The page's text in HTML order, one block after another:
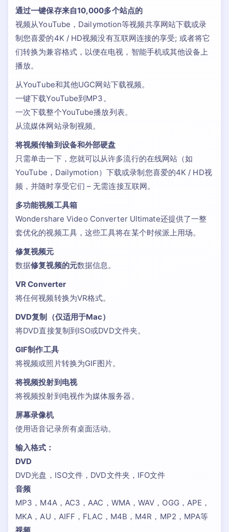
通过一键保存来自10,000多个站点的
视频从YouTube，Dailymotion等视频共享网站下载或录
制您喜爱的4K / HD视频没有互联网连接的享受; 或者将它
们转换为兼容格式，以便在电视，智能手机或其他设备上
播放。
从YouTube和其他UGC网站下载视频。
一键下载YouTube到MP3。
一次下载整个YouTube播放列表。
从流媒体网站录制视频。
将视频传输到设备和外部硬盘
只需单击一下，您就可以从许多流行的在线网站（如
YouTube，Dailymotion）下载或录制您喜爱的4K / HD视
频，并随时享受它们 – 无需连接互联网。
多功能视频工具箱
Wondershare Video Converter Ultimate还提供了一整
套优化的视频工具，这些工具将在某个时候派上用场。
修复视频元
数据修复视频的元数据信息。
VR Converter
将任何视频转换为VR格式。
DVD复制（仅适用于Mac）
将DVD直接复制到ISO或DVD文件夹。
GIF制作工具
将视频或照片转换为GIF图片。
将视频投射到电视
将视频投射到电视作为媒体服务器。
屏幕录像机
使用语音记录所有桌面活动。
输入格式：
DVD
DVD光盘，ISO文件，DVD文件夹，IFO文件
音频
MP3，M4A，AC3，AAC，WMA，WAV，OGG，APE，
MKA，AU，AIFF，FLAC，M4B，M4R，MP2，MPA等